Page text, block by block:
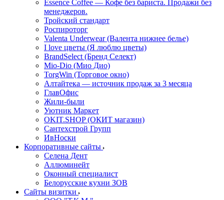
Essence Coffee — Кофе без бариста. Продажи без
менеджеров.
Тройский стандарт
Роспироторг
Valenta Underwear (Валента нижнее белье)
I love цветы (Я люблю цветы)
BrandSelect (Бренд Селект)
Mio-Dio (Мио Дио)
TorgWin (Торговое окно)
Алтайтека — источник продаж за 3 месяца
ГлавОфис
Жили-были
Уютник Маркет
OKIT.SHOP (ОКИТ магазин)
Сантехстрой Групп
ИвНоски
Корпоративные сайты
Селена Дент
Аллюминейт
Оконный специалист
Белорусские кухни ЗОВ
Сайты визитки